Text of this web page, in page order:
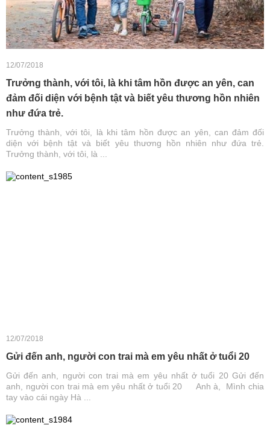
12/07/2018
Trưởng thành, với tôi, là khi tâm hồn được an yên, can
đảm đối diện với bệnh tật và biết yêu thương hồn nhiên
như đứa trẻ.
Trưởng thành, với tôi, là khi tâm hồn được an yên, can đảm đối
diện với bệnh tật và biết yêu thương hồn nhiên như đứa trẻ.
Trưởng thành, với tôi, là ...
12/07/2018
Gửi đến anh, người con trai mà em yêu nhất ở tuổi 20
Gửi đến anh, người con trai mà em yêu nhất ở tuổi 20 Gửi đến
anh, người con trai mà em yêu nhất ở tuổi 20 Anh à, Mình chia
tay vào cái ngày Hà ...